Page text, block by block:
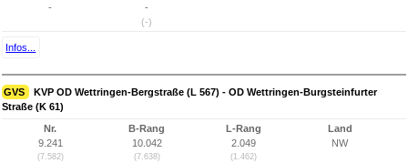
-
-
(-)
Infos...
GVS
KVP OD Wettringen-Bergstraße (L 567) - OD Wettringen-Burgsteinfurter
Straße (K 61)
Nr.
9.241
(7.582)
B-Rang
10.042
(7.638)
L-Rang
2.049
(1.462)
Land
NW